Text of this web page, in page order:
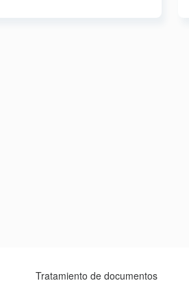
Tratamiento de documentos